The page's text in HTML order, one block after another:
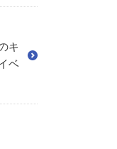
キ
ベ